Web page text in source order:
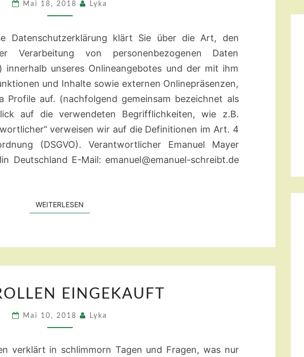
Mai 18, 2018 Lyka
Datenschutzerklärung klärt Sie über die Art, den
Verarbeitung von personenbezogenen Daten
innerhalb unseres Onlineangebotes und der mit ihm
und Inhalte sowie externen Onlinepräsenzen,
Profile auf. (nachfolgend gemeinsam bezeichnet als
auf die verwendeten Begrifflichkeiten, wie z.B.
verweisen wir auf die Definitionen im Art. 4
(DSGVO). Verantwortlicher Emanuel Mayer
Deutschland E-Mail: emanuel@emanuel-schreibt.de
WEITERLESEN
ROLLEN
EINGEKAUFT
EINGEKAUFT
Mai 10, 2018 Lyka
verklärt in schlimmorn Tagen und Fragen, was nur